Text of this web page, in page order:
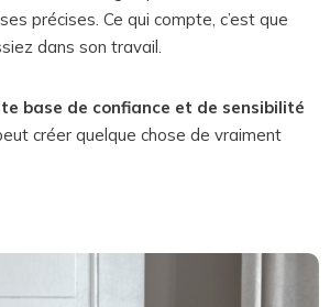
précises. Ce qui compte, c’est que
dans son travail.
base de confiance et de sensibilité
créer quelque chose de vraiment